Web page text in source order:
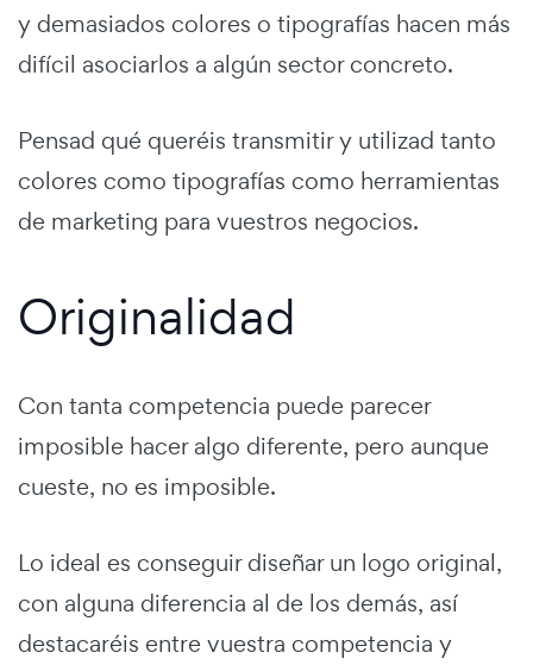
y demasiados colores o tipografías hacen más
difícil asociarlos a algún sector concreto.
Pensad qué queréis transmitir y utilizad tanto
colores como tipografías como herramientas
de marketing para vuestros negocios.
Originalidad
Con tanta competencia puede parecer
imposible hacer algo diferente, pero aunque
cueste, no es imposible.
Lo ideal es conseguir diseñar un logo original,
con alguna diferencia al de los demás, así
destacaréis entre vuestra competencia y